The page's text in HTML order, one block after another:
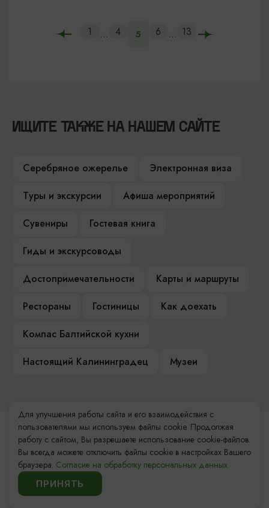
1 ... 4 5 6 ... 13
ИЩИТЕ ТАКЖЕ НА НАШЕМ САЙТЕ
Серебряное ожерелье
Электронная виза
Туры и экскурсии
Афиша мероприятий
Сувениры
Гостевая книга
Гиды и экскурсоводы
Достопримечательности
Карты и маршруты
Рестораны
Гостиницы
Как доехать
Компас Балтийской кухни
Настоящий Калининградец
Музеи
Контакты Туристского
информационного центра
+7 (4012) 555-200
Для улучшения работы сайта и его взаимодействия с
пользователями мы используем файлы cookie. Продолжая
работу с сайтом, Вы разрешаете использование cookie-файлов.
Вы всегда можете отключить файлы cookie в настройках Вашего
браузера. Согласие на обработку персональных данных.
ПРИНЯТЬ